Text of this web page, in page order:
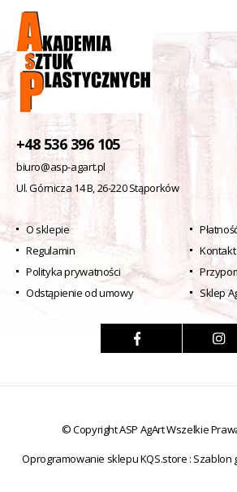
+48 536 396 105
biuro@asp-agart.pl
Ul. Górnicza 14 B, 26-220 Stąporków
O sklepie
Regulamin
Polityka prywatności
Odstąpienie od umowy
Kontakt
Sklep
© Copyright ASP AgArt Wszelkie
Oprogramowanie sklepu KQS.store : Szablon